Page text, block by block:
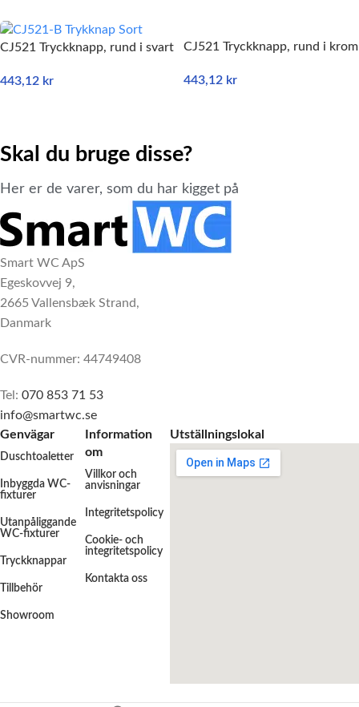
CJ521 Tryckknapp, rund i svart
443,12 kr
CJ521 Tryckknapp, rund i krom
443,12 kr
Skal du bruge disse?
Her er de varer, som du har kigget på
Smart WC ApS
Egeskovvej 9,
2665 Vallensbæk Strand,
Danmark
CVR-nummer: 44749408
Tel: 070 853 71 53
info@smartwc.se
Genvägar
Duschtoaletter
Inbyggda WC-
fixturer
Utanpåliggande
WC-fixturer
Tryckknappar
Tillbehör
Showroom
Information
om
Villkor och
anvisningar
Integritetspolicy
Cookie- och
integritetspolicy
Kontakta oss
Utställningslokal